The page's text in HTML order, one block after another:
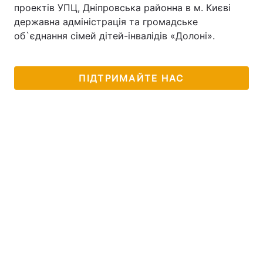
проектів УПЦ, Дніпровська районна в м. Києві
державна адміністрація та громадське
об`єднання сімей дітей-інвалідів «Долоні».
ПІДТРИМАЙТЕ НАС